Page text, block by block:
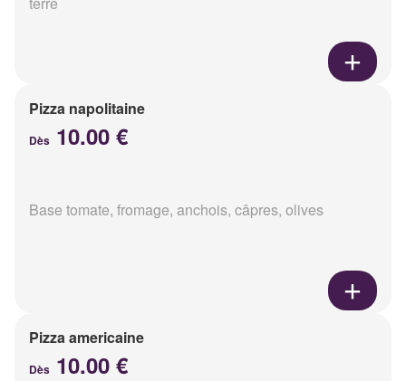
Pizza napolitaine
Dès 10.00 €
Base tomate, fromage, anchois, câpres, olives
Pizza americaine
Dès 10.00 €